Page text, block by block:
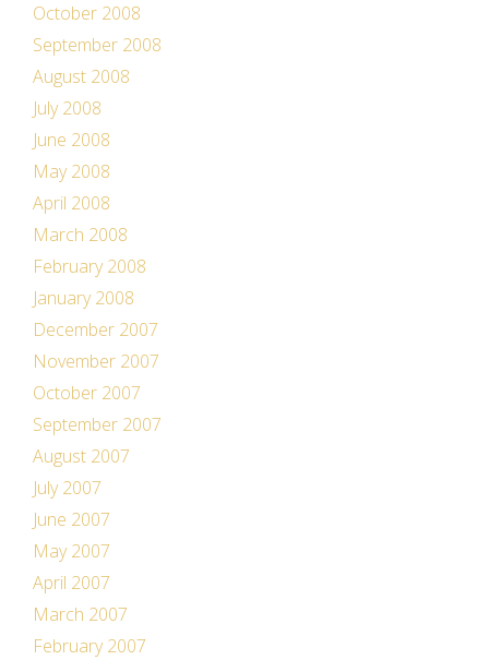
October 2008
September 2008
August 2008
July 2008
June 2008
May 2008
April 2008
March 2008
February 2008
January 2008
December 2007
November 2007
October 2007
September 2007
August 2007
July 2007
June 2007
May 2007
April 2007
March 2007
February 2007